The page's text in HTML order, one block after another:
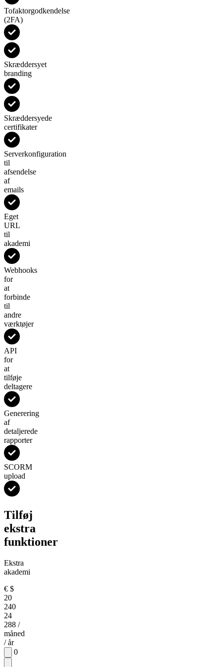
Tofaktorgodkendelse
(2FA)
Skræddersyet
branding
Skræddersyede
certifikater
Serverkonfiguration
til
afsendelse
af
emails
Eget
URL
til
akademi
Webhooks
for
at
forbinde
til
andre
værktøjer
API
for
at
tilføje
deltagere
Generering
af
detaljerede
rapporter
SCORM
upload
Tilføj
ekstra
funktioner
Ekstra
akademi
€ $
20
240
24
288 /
måned
/ år
0